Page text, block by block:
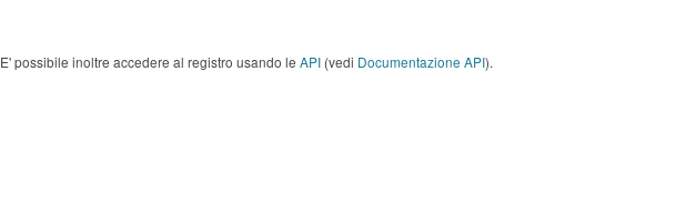
E' possibile inoltre accedere al registro usando le API (vedi Documentazione API).